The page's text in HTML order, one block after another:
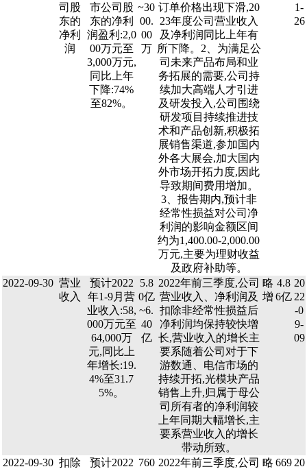
司股
东的
净利
润
市公司股
东的净利
润盈利:2,0
00万元至
3,000万元,
同比上年
下降:74%
至82%。
~30
00.
00
万
订单价格出现下滑,20
23年度公司营业收入
及净利润同比上年有
所下降。2、为满足公
司未来产品布局和业
务拓展的需要,公司持
续加大高端人才引进
及研发投入,公司围绕
研发项目持续推进技
术和产品创新,积极拓
展销售渠道,参加国内
外各大展会,加大国内
外市场开拓力度,因此
导致期间费用增加。
3、报告期内,预计非
经常性损益对公司净
利润的影响金额区间
约为1,400.00-2,000.00
万元,主要为理财收益
及政府补助等。
1-
26
2022-09-30 营业
收入
预计2022
年1-9月营
业收入:58,
000万元至
64,000万
元,同比上
年增长:19.
4%至31.7
5%。
5.8
0亿
~6.
40
亿
2022年前三季度,公司
营业收入、净利润及
扣除非经常性损益后
净利润均保持较快增
长,营业收入的增长主
要系随着公司对于下
游数通、电信市场的
持续开拓,光模块产品
销售上升,归属于母公
司所有者的净利润较
上年同期大幅增长,主
要系营业收入的增长
带动所致。
略
增
4.8
6亿
20
22
-0
9-
09
2022-09-30 扣除
预计2022 760 2022年前三季度,公司 略 669 20